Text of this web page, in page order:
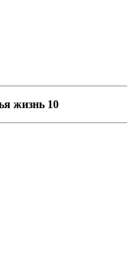
жизнь 10